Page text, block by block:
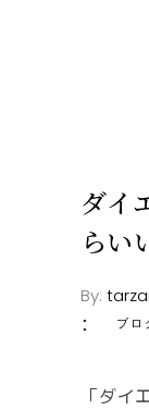
ダイ
らい
By:
ブロ
「ダイ